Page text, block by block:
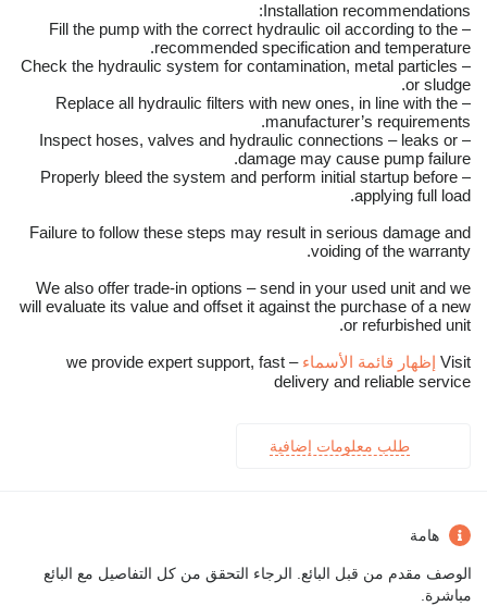
Installation recommendations:
– Fill the pump with the correct hydraulic oil according to the
recommended specification and temperature.
– Check the hydraulic system for contamination, metal particles
or sludge.
– Replace all hydraulic filters with new ones, in line with the
manufacturer’s requirements.
– Inspect hoses, valves and hydraulic connections – leaks or
damage may cause pump failure.
– Properly bleed the system and perform initial startup before
applying full load.
Failure to follow these steps may result in serious damage and
voiding of the warranty.
We also offer trade-in options – send in your used unit and we
will evaluate its value and offset it against the purchase of a new
or refurbished unit.
Visit إظهار قائمة الأسماء
– we provide expert support, fast
delivery and reliable service
طلب معلومات إضافية
هامة
الوصف مقدم من قبل البائع. الرجاء التحقق من كل التفاصيل مع البائع
مباشرة.